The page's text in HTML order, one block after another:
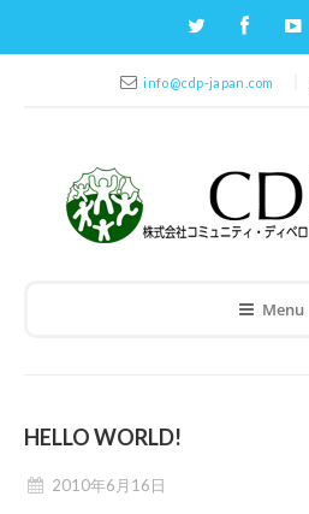
info@cdp-japan.com
Menu
HELLO WORLD!
2010年6月16日